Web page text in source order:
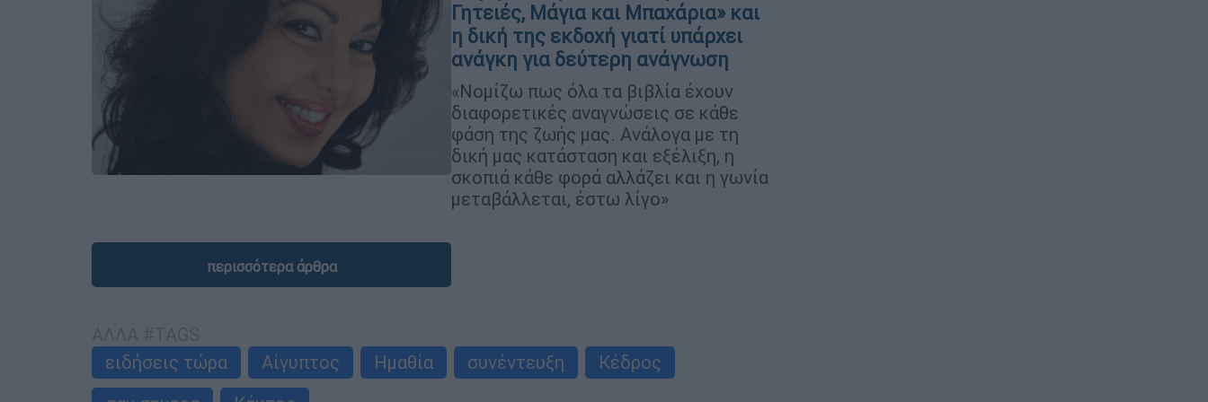
Γητειές, Μάγια και Μπαχάρια» και
η δική της εκδοχή γιατί υπάρχει
ανάγκη για δεύτερη ανάγνωση
«Νομίζω πως όλα τα βιβλία έχουν
διαφορετικές αναγνώσεις σε κάθε
φάση της ζωής μας. Ανάλογα με τη
δική μας κατάσταση και εξέλιξη, η
σκοπιά κάθε φορά αλλάζει και η γωνία
μεταβάλλεται, έστω λίγο»
περισσότερα άρθρα
ειδήσεις τώρα
Αίγυπτος Ημαθία συνέντευξη
Κέδρος